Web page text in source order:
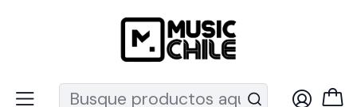
Recuerda que ahora nos puedes encontrar en el MUT
Instrumentos de Cuerda Guitarras